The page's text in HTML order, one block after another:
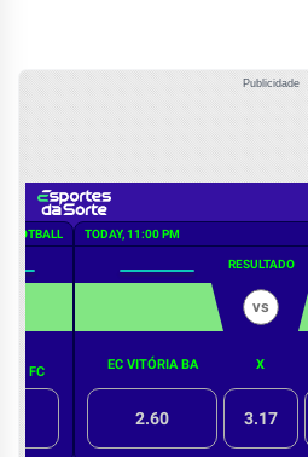
Publicidade